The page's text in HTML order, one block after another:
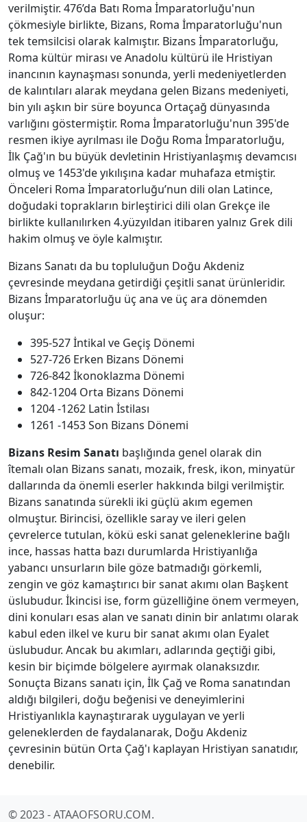
verilmiştir. 476’da Batı Roma İmparatorluğu'nun
çökmesiyle birlikte, Bizans, Roma İmparatorluğu'nun
tek temsilcisi olarak kalmıştır. Bizans İmparatorluğu,
Roma kültür mirası ve Anadolu kültürü ile Hristiyan
inancının kaynaşması sonunda, yerli medeniyetlerden
de kalıntıları alarak meydana gelen Bizans medeniyeti,
bin yılı aşkın bir süre boyunca Ortaçağ dünyasında
varlığını göstermiştir. Roma İmparatorluğu'nun 395'de
resmen ikiye ayrılması ile Doğu Roma İmparatorluğu,
İlk Çağ'ın bu büyük devletinin Hristiyanlaşmış devamcısı
olmuş ve 1453'de yıkılışına kadar muhafaza etmiştir.
Önceleri Roma İmparatorluğu’nun dili olan Latince,
doğudaki toprakların birleştirici dili olan Grekçe ile
birlikte kullanılırken 4.yüzyıldan itibaren yalnız Grek dili
hakim olmuş ve öyle kalmıştır.
Bizans Sanatı da bu topluluğun Doğu Akdeniz
çevresinde meydana getirdiği çeşitli sanat ürünleridir.
Bizans İmparatorluğu üç ana ve üç ara dönemden
oluşur:
395-527 İntikal ve Geçiş Dönemi
527-726 Erken Bizans Dönemi
726-842 İkonoklazma Dönemi
842-1204 Orta Bizans Dönemi
1204 -1262 Latin İstilası
1261 -1453 Son Bizans Dönemi
Bizans Resim Sanatı başlığında genel olarak din
îtemalı olan Bizans sanatı, mozaik, fresk, ikon, minyatür
dallarında da önemli eserler hakkında bilgi verilmiştir.
Bizans sanatında sürekli iki güçlü akım egemen
olmuştur. Birincisi, özellikle saray ve ileri gelen
çevrelerce tutulan, kökü eski sanat geleneklerine bağlı
ince, hassas hatta bazı durumlarda Hristiyanlığa
yabancı unsurların bile göze batmadığı görkemli,
zengin ve göz kamaştırıcı bir sanat akımı olan Başkent
üslubudur. İkincisi ise, form güzelliğine önem vermeyen,
dini konuları esas alan ve sanatı dinin bir anlatımı olarak
kabul eden ilkel ve kuru bir sanat akımı olan Eyalet
üslubudur. Ancak bu akımları, adlarında geçtiği gibi,
kesin bir biçimde bölgelere ayırmak olanaksızdır.
Sonuçta Bizans sanatı için, İlk Çağ ve Roma sanatından
aldığı bilgileri, doğu beğenisi ve deneyimlerini
Hristiyanlıkla kaynaştırarak uygulayan ve yerli
geleneklerden de faydalanarak, Doğu Akdeniz
çevresinin bütün Orta Çağ'ı kaplayan Hristiyan sanatıdır,
denebilir.
© 2023 - ATAAOFSORU.COM.